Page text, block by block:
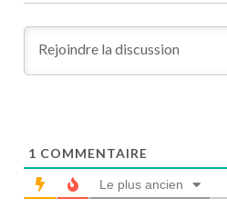
1 COMMENTAIRE
Le plus ancien